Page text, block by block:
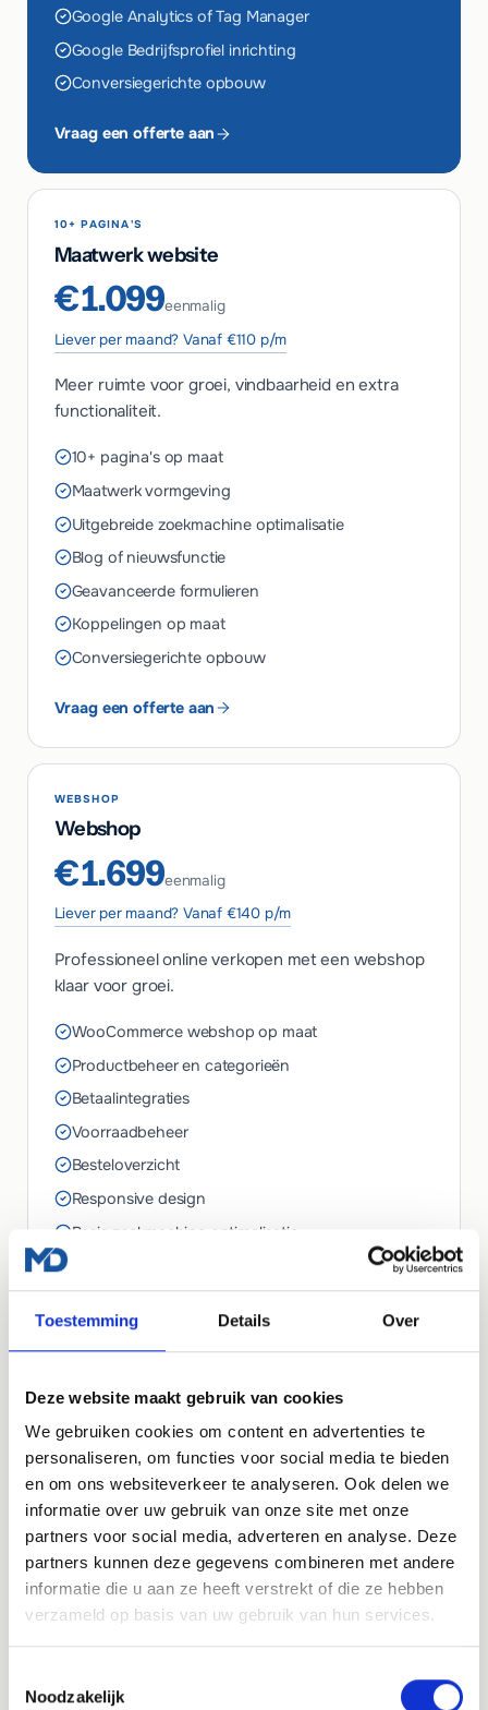
Toestemming Details Over
Deze website maakt gebruik van cookies
We gebruiken cookies om content en advertenties te
personaliseren, om functies voor social media te bieden
en om ons websiteverkeer te analyseren. Ook delen we
informatie over uw gebruik van onze site met onze
partners voor social media, adverteren en analyse. Deze
partners kunnen deze gegevens combineren met andere
informatie die u aan ze heeft verstrekt of die ze hebben
verzameld op basis van uw gebruik van hun services.
Noodzakelijk
Google Analytics of Tag Manager
Google Bedrijfsprofiel inrichting
Conversiegerichte opbouw
Vraag een offerte aan
10+ PAGINA'S
Maatwerk website
€1.099eenmalig
Liever per maand? Vanaf €110 p/m
Meer ruimte voor groei, vindbaarheid en extra
functionaliteit.
10+ pagina's op maat
Maatwerk vormgeving
Uitgebreide zoekmachine optimalisatie
Blog of nieuwsfunctie
Geavanceerde formulieren
Koppelingen op maat
Conversiegerichte opbouw
Vraag een offerte aan
WEBSHOP
Webshop
€1.699eenmalig
Liever per maand? Vanaf €140 p/m
Professioneel online verkopen met een webshop
klaar voor groei.
WooCommerce webshop op maat
Productbeheer en categorieën
Betaalintegraties
Voorraadbeheer
Besteloverzicht
Responsive design
Basis zoekmachine optimalisatie
LOS AF TE NEMEN
Managed WordPress Hosting
Heb je al een website, maar wil je dat die veilig,
snel en up-to-date blijft? Dan kun je ook los
kiezen voor onze managed WordPress hosting.
€35per maand, exclusief btw
Meer over hosting